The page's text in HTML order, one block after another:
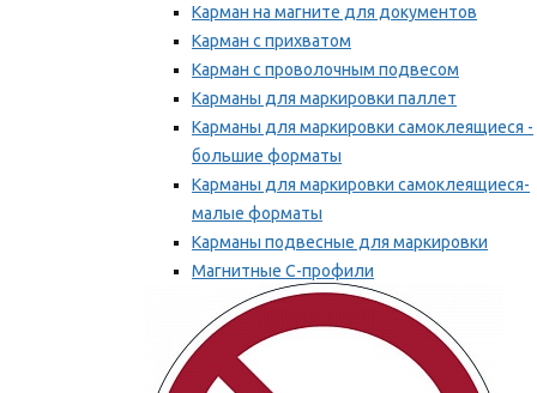
Карман на магните для документов
Карман с прихватом
Карман с проволочным подвесом
Карманы для маркировки паллет
Карманы для маркировки самоклеящиеся -
большие форматы
Карманы для маркировки самоклеящиеся-
малые форматы
Карманы подвесные для маркировки
Магнитные С-профили
Напольная маркировка
Мы рекомендуем